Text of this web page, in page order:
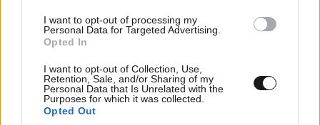
I want to opt-out of processing my
Personal Data for Targeted Advertising.
Opted In
I want to opt-out of Collection, Use,
Retention, Sale, and/or Sharing of my
Personal Data that Is Unrelated with the
Purposes for which it was collected.
Opted Out
Απαντήστε
έλα μου ντε, έχουμε εξοστρακίσει τα ελληνικά
στην ... Ελλάδα, ακόμα και σε τέτοιες
περιπτώσεις!